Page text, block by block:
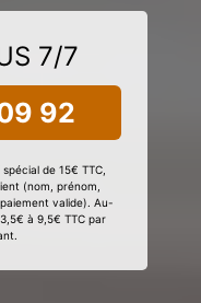
7/7
92
de 15€ TTC,
(nom, prénom,
valide). Au-
à 9,5€ TTC par